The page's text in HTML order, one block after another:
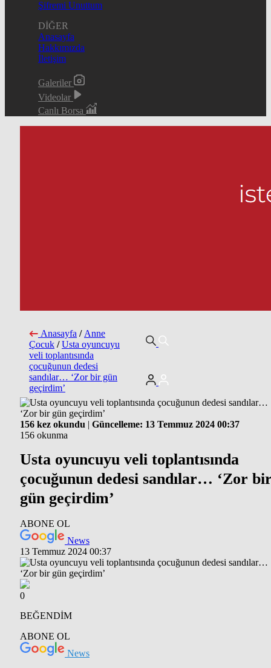
Şifremi Unuttum
DİĞER
Anasayfa
Hakkımızda
İletişim
Galeriler
Videolar
Canlı Borsa
Anasayfa / Anne
Çocuk / Usta oyuncuyu
veli toplantısında
çocuğunun dedesi
sandılar… ‘Zor bir gün
geçirdim’
156 kez okundu | Güncelleme: 13 Temmuz 2024 00:37
156 okunma
Usta oyuncuyu veli toplantısında
çocuğunun dedesi sandılar… ‘Zor
gün geçirdim’
ABONE OL
News
13 Temmuz 2024 00:37
0
BEĞENDİM
ABONE OL
News